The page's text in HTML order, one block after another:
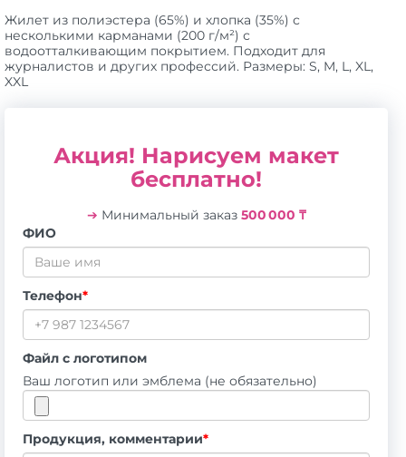
Жилет из полиэстера (65%) и хлопка (35%) с
несколькими карманами (200 г/м²) с
водоотталкивающим покрытием. Подходит для
журналистов и других профессий. Размеры: S, M, L, XL,
XXL
Акция! Нарисуем макет
бесплатно!
➔ Минимальный заказ 500 000 ₸
ФИО
Телефон*
Файл с логотипом
Ваш логотип или эмблема (не обязательно)
Продукция, комментарии*